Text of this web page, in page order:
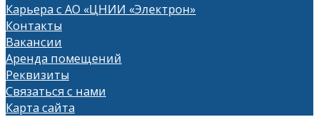
Карьера с АО «ЦНИИ «Электрон»
Контакты
Вакансии
Аренда помещений
Реквизиты
Связаться с нами
Карта сайта